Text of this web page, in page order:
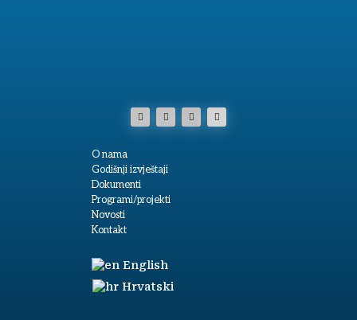
O nama
Godišnji izvještaji
Dokumenti
Programi/projekti
Novosti
Kontakt
English
Hrvatski